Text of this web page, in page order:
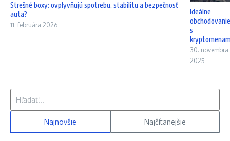
Strešné boxy: ovplyvňujú spotrebu, stabilitu a bezpečnosť
auta?
11. februára 2026
Ideálne
obchodovanie
s
30. novembra
2025
Najnovšie Najčítanejšie